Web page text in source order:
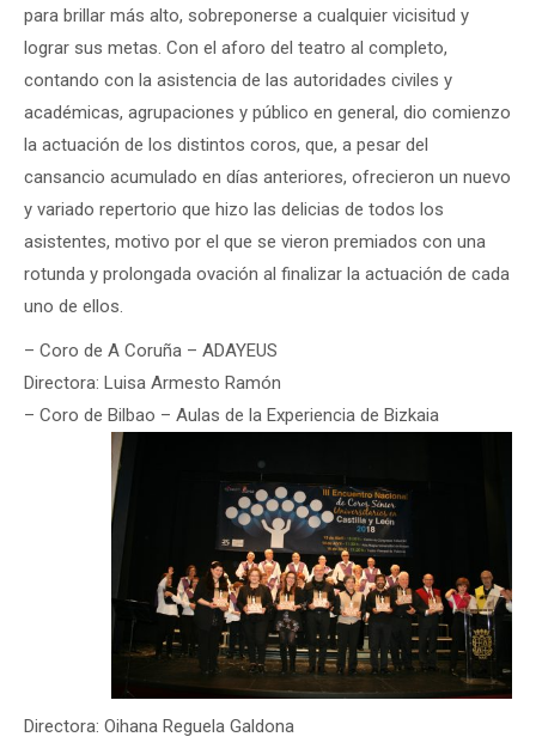
para brillar más alto, sobreponerse a cualquier vicisitud y
lograr sus metas. Con el aforo del teatro al completo,
contando con la asistencia de las autoridades civiles y
académicas, agrupaciones y público en general, dio comienzo
la actuación de los distintos coros, que, a pesar del
cansancio acumulado en días anteriores, ofrecieron un nuevo
y variado repertorio que hizo las delicias de todos los
asistentes, motivo por el que se vieron premiados con una
rotunda y prolongada ovación al finalizar la actuación de cada
uno de ellos.
– Coro de A Coruña – ADAYEUS
Directora: Luisa Armesto Ramón
– Coro de Bilbao – Aulas de la Experiencia de Bizkaia
Directora: Oihana Reguela Galdona